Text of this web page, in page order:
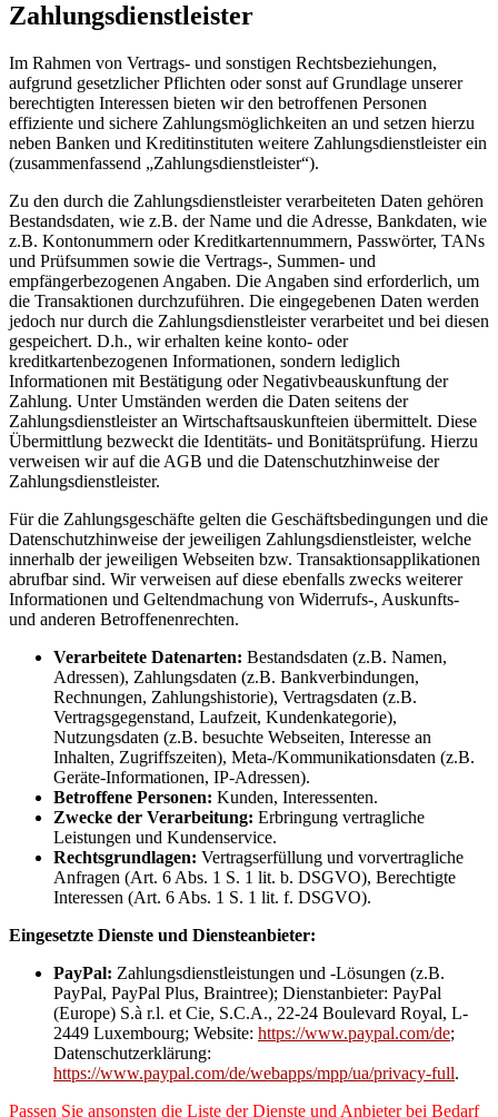
Zahlungsdienstleister
Im Rahmen von Vertrags- und sonstigen Rechtsbeziehungen,
aufgrund gesetzlicher Pflichten oder sonst auf Grundlage unserer
berechtigten Interessen bieten wir den betroffenen Personen
effiziente und sichere Zahlungsmöglichkeiten an und setzen hierzu
neben Banken und Kreditinstituten weitere Zahlungsdienstleister ein
(zusammenfassend „Zahlungsdienstleister“).
Zu den durch die Zahlungsdienstleister verarbeiteten Daten gehören
Bestandsdaten, wie z.B. der Name und die Adresse, Bankdaten, wie
z.B. Kontonummern oder Kreditkartennummern, Passwörter, TANs
und Prüfsummen sowie die Vertrags-, Summen- und
empfängerbezogenen Angaben. Die Angaben sind erforderlich, um
die Transaktionen durchzuführen. Die eingegebenen Daten werden
jedoch nur durch die Zahlungsdienstleister verarbeitet und bei diesen
gespeichert. D.h., wir erhalten keine konto- oder
kreditkartenbezogenen Informationen, sondern lediglich
Informationen mit Bestätigung oder Negativbeauskunftung der
Zahlung. Unter Umständen werden die Daten seitens der
Zahlungsdienstleister an Wirtschaftsauskunfteien übermittelt. Diese
Übermittlung bezweckt die Identitäts- und Bonitätsprüfung. Hierzu
verweisen wir auf die AGB und die Datenschutzhinweise der
Zahlungsdienstleister.
Für die Zahlungsgeschäfte gelten die Geschäftsbedingungen und die
Datenschutzhinweise der jeweiligen Zahlungsdienstleister, welche
innerhalb der jeweiligen Webseiten bzw. Transaktionsapplikationen
abrufbar sind. Wir verweisen auf diese ebenfalls zwecks weiterer
Informationen und Geltendmachung von Widerrufs-, Auskunfts-
und anderen Betroffenenrechten.
Verarbeitete Datenarten: Bestandsdaten (z.B. Namen,
Adressen), Zahlungsdaten (z.B. Bankverbindungen,
Rechnungen, Zahlungshistorie), Vertragsdaten (z.B.
Vertragsgegenstand, Laufzeit, Kundenkategorie),
Nutzungsdaten (z.B. besuchte Webseiten, Interesse an
Inhalten, Zugriffszeiten), Meta-/Kommunikationsdaten (z.B.
Geräte-Informationen, IP-Adressen).
Betroffene Personen: Kunden, Interessenten.
Zwecke der Verarbeitung: Erbringung vertragliche
Leistungen und Kundenservice.
Rechtsgrundlagen: Vertragserfüllung und vorvertragliche
Anfragen (Art. 6 Abs. 1 S. 1 lit. b. DSGVO), Berechtigte
Interessen (Art. 6 Abs. 1 S. 1 lit. f. DSGVO).
Eingesetzte Dienste und Diensteanbieter:
PayPal: Zahlungsdienstleistungen und -Lösungen (z.B.
PayPal, PayPal Plus, Braintree); Dienstanbieter: PayPal
(Europe) S.à r.l. et Cie, S.C.A., 22-24 Boulevard Royal, L-
2449 Luxembourg; Website: https://www.paypal.com/de;
Datenschutzerklärung:
https://www.paypal.com/de/webapps/mpp/ua/privacy-full.
Passen Sie ansonsten die Liste der Dienste und Anbieter bei Bedarf